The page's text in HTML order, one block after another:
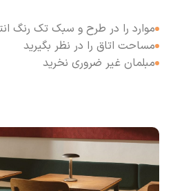
موارد را در طرح و سبک تک رنگ
مساحت اتاق را در نظر بگیرید
مبلمان غیر ضروری نخرید